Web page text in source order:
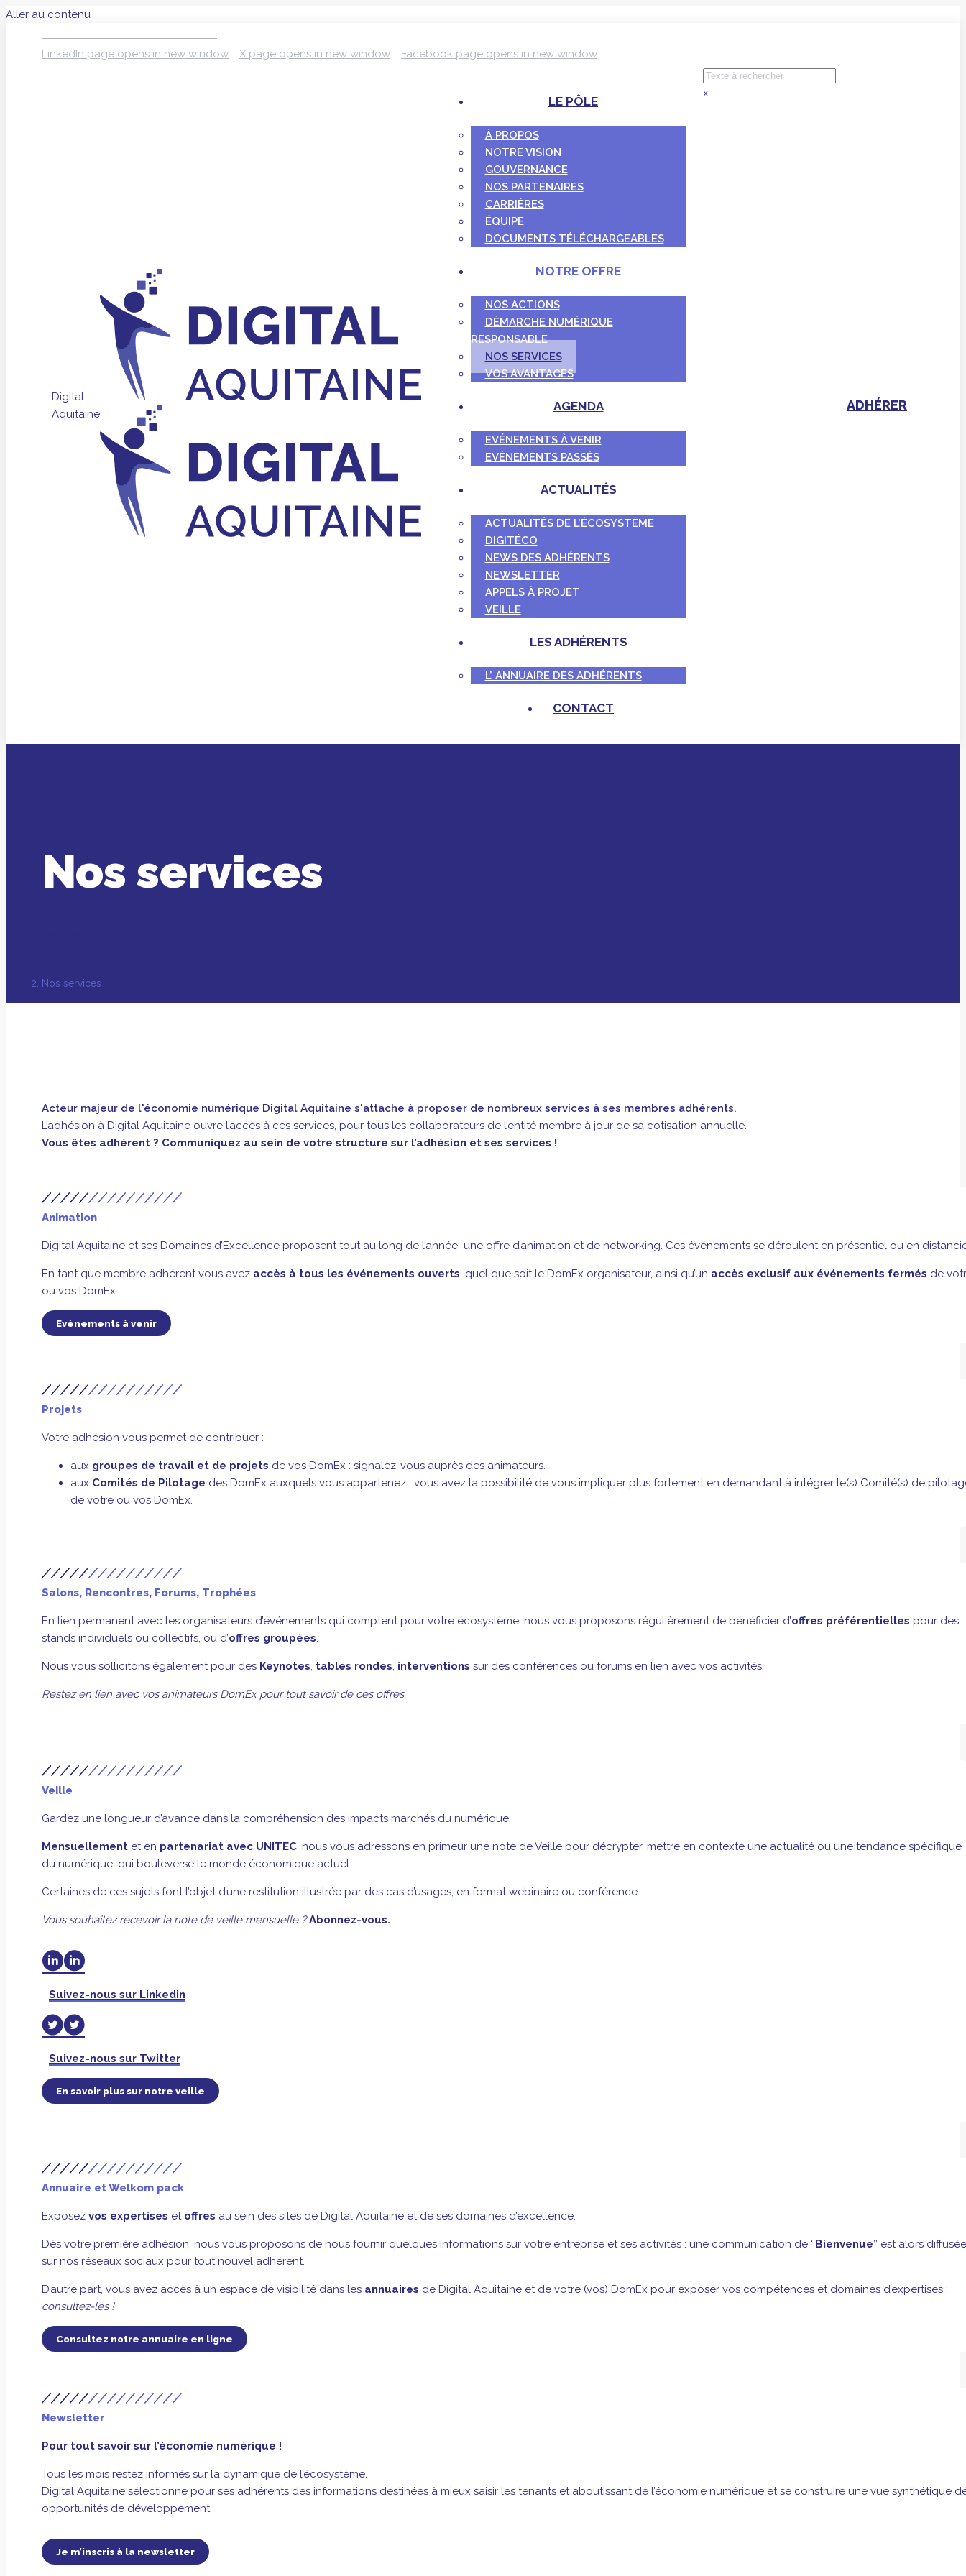
Aller au contenu
LinkedIn page opens in new window X page opens in new window Facebook page opens in new window
Digital
Aquitaine
LE PÔLE
À PROPOS
NOTRE VISION
GOUVERNANCE
NOS PARTENAIRES
CARRIÈRES
ÉQUIPE
DOCUMENTS TÉLÉCHARGEABLES
NOTRE OFFRE
NOS ACTIONS
DÉMARCHE NUMÉRIQUE
RESPONSABLE
NOS SERVICES
VOS AVANTAGES
AGENDA
EVÉNEMENTS À VENIR
EVÉNEMENTS PASSÉS
ACTUALITÉS
ACTUALITÉS DE L’ÉCOSYSTÈME
DIGITÉCO
NEWS DES ADHÉRENTS
NEWSLETTER
APPELS À PROJET
VEILLE
LES ADHÉRENTS
L’ ANNUAIRE DES ADHÉRENTS
CONTACT
x
ADHÉRER
Nos services
Nos services
Acteur majeur de l'économie numérique Digital Aquitaine s'attache à proposer de nombreux services à ses membres adhérents.
L’adhésion à Digital Aquitaine ouvre l’accès à ces services, pour tous les collaborateurs de l’entité membre à jour de sa cotisation annuelle.
Vous êtes adhérent ? Communiquez au sein de votre structure sur l’adhésion et ses services !
Animation
Digital Aquitaine et ses Domaines d’Excellence proposent tout au long de l’année une offre d’animation et de networking. Ces événements se déroulent en présentiel ou en
En tant que membre adhérent vous avez accès à tous les événements ouverts, quel que soit le DomEx organisateur, ainsi qu’un accès exclusif aux événements fermés de
ou vos DomEx.
Evènements à venir
Projets
Votre adhésion vous permet de contribuer :
aux groupes de travail et de projets de vos DomEx : signalez-vous auprès des animateurs.
aux Comités de Pilotage des DomEx auxquels vous appartenez : vous avez la possibilité de vous impliquer plus fortement en demandant à intégrer le(s) Comité(s) de
de votre ou vos DomEx.
Salons, Rencontres, Forums, Trophées
En lien permanent avec les organisateurs d’événements qui comptent pour votre écosystème, nous vous proposons régulièrement de bénéficier d’offres préférentielles pour des
stands individuels ou collectifs, ou d’offres groupées.
Nous vous sollicitons également pour des Keynotes, tables rondes, interventions sur des conférences ou forums en lien avec vos activités.
Restez en lien avec vos animateurs DomEx pour tout savoir de ces offres.
Veille
Gardez une longueur d’avance dans la compréhension des impacts marchés du numérique.
Mensuellement et en partenariat avec UNITEC, nous vous adressons en primeur une note de Veille pour décrypter, mettre en contexte une actualité ou une tendance spécifique
du numérique, qui bouleverse le monde économique actuel.
Certaines de ces sujets font l’objet d’une restitution illustrée par des cas d’usages, en format webinaire ou conférence.
Vous souhaitez recevoir la note de veille mensuelle ?Abonnez-vous.
Suivez-nous sur Linkedin
Suivez-nous sur Twitter
En savoir plus sur notre veille
Annuaire et Welkom pack
Exposez vos expertises et offres au sein des sites de Digital Aquitaine et de ses domaines d’excellence.
Dès votre première adhésion, nous vous proposons de nous fournir quelques informations sur votre entreprise et ses activités : une communication de ‘’Bienvenue’’ est alors diffusée
sur nos réseaux sociaux pour tout nouvel adhérent.
D’autre part, vous avez accès à un espace de visibilité dans les annuaires de Digital Aquitaine et de votre (vos) DomEx pour exposer vos compétences et domaines d’expertises :
consultez-les !
Consultez notre annuaire en ligne
Newsletter
Pour tout savoir sur l’économie numérique !
Tous les mois restez informés sur la dynamique de l’écosystème.
Digital Aquitaine sélectionne pour ses adhérents des informations destinées à mieux saisir les tenants et aboutissant de l’économie numérique et se construire une vue synthétique
opportunités de développement.
Je m’inscris à la newsletter